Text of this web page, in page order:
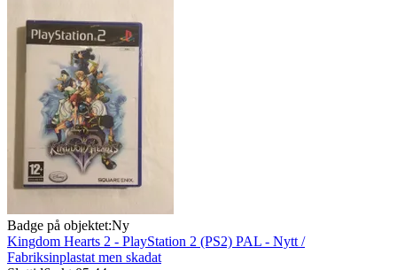
Badge på objektet:Ny
Kingdom Hearts 2 - PlayStation 2 (PS2) PAL - Nytt /
Fabriksinplastat men skadat